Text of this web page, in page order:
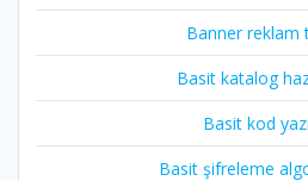
Banner reklam
Basit katalog
Basit kod
Basit şifreleme